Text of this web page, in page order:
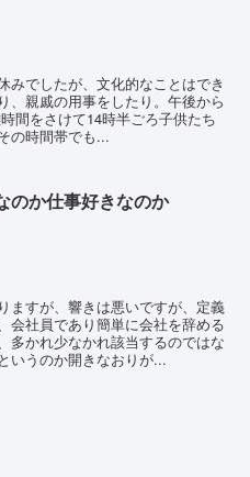
みでしたが、文化的なことはでき
、親戚の用事をしたり。午後から
間をさけて14時半ごろ子供たち
の時間帯でも...
のか仕事好きなのか
ますが、響きは悪いですが、定義
会社員であり簡単に会社を辞める
多かれ少なかれ該当するのではな
いうのか開きなおりが...